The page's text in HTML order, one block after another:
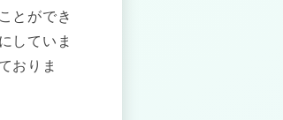
とができ
していま
おりま